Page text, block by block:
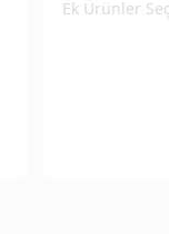
Ek Ürünler Seç